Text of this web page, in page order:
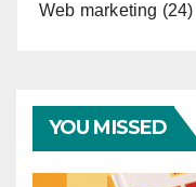
Web marketing (24)
YOU MISSED